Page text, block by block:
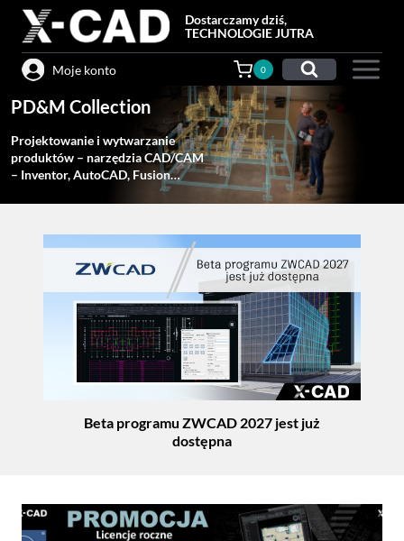
Przejdź
treści
Dostarczamy dziś,
TECHNOLOGIE JUTRA
Moje konto 0
PD&M Collection
Projektowanie i wytwarzanie
produktów – narzędzia CAD/CAM
– Inventor, AutoCAD, Fusion…
Beta programu ZWCAD 2027 jest już
dostępna